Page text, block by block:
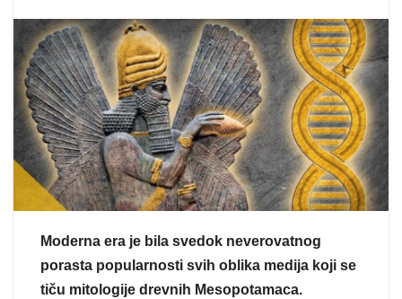
Moderna era je bila svedok neverovatnog
porasta popularnosti svih oblika medija koji se
tiču mitologije drevnih Mesopotamaca.